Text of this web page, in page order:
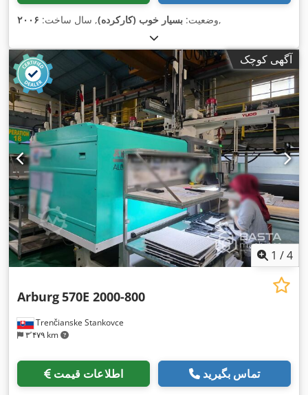
وضعیت: بسیار خوب (کارکرده), سال ساخت: ۲۰۰۶ ,
آگهی کوچک
1 /4
Trenčianske Stankovce
۳٬۴۷۹ km
Arburg570E 2000-800
اطلاعات قیمت تماس بگیرید